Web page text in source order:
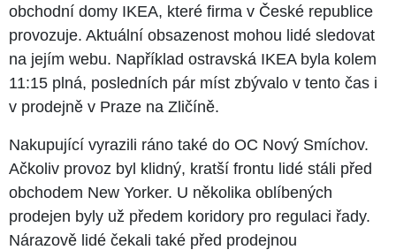
obchodní domy IKEA, které firma v České republice
provozuje. Aktuální obsazenost mohou lidé sledovat
na jejím webu. Například ostravská IKEA byla kolem
11:15 plná, posledních pár míst zbývalo v tento čas i
v prodejně v Praze na Zličíně.
Nakupující vyrazili ráno také do OC Nový Smíchov.
Ačkoliv provoz byl klidný, kratší frontu lidé stáli před
obchodem New Yorker. U několika oblíbených
prodejen byly už předem koridory pro regulaci řady.
Nárazově lidé čekali také před prodejnou